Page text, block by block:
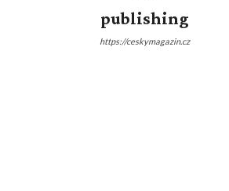
publishing
https://ceskymagazin.cz